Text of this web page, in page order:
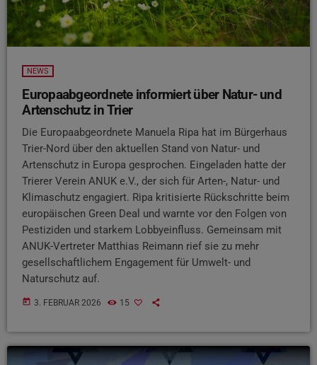
NEWS
Europaabgeordnete informiert über Natur- und
Artenschutz in Trier
Die Europaabgeordnete Manuela Ripa hat im Bürgerhaus
Trier-Nord über den aktuellen Stand von Natur- und
Artenschutz in Europa gesprochen. Eingeladen hatte der
Trierer Verein ANUK e.V., der sich für Arten-, Natur- und
Klimaschutz engagiert. Ripa kritisierte Rückschritte beim
europäischen Green Deal und warnte vor den Folgen von
Pestiziden und starkem Lobbyeinfluss. Gemeinsam mit
ANUK-Vertreter Matthias Reimann rief sie zu mehr
gesellschaftlichem Engagement für Umwelt- und
Naturschutz auf.
today 3. FEBRUAR 2026 15